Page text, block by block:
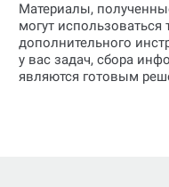
Материалы,
могут использоваться
дополнительного
у вас задач, сбора
являются готовым